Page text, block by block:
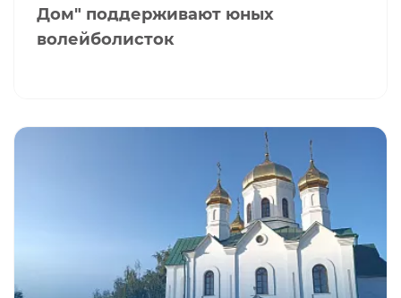
Дом" поддерживают юных
волейболисток